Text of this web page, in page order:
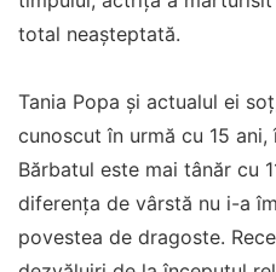
total neașteptată.
Tania Popa și actualul ei
cunoscut în urmă cu 15
Bărbatul este mai tânăr cu
diferența de vârstă nu i-a
povestea de dragoste.